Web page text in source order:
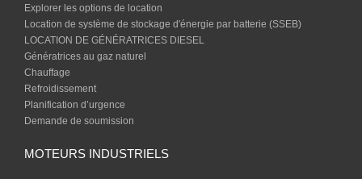
Explorer les options de location
Location de système de stockage d'énergie par batterie (SSEB)
LOCATION DE GÉNÉRATRICES DIESEL
Génératrices au gaz naturel
Chauffage
Refroidissement
Planification d’urgence
Demande de soumission
MOTEURS INDUSTRIELS